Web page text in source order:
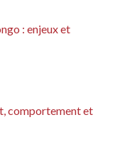
: enjeux et
comportement et